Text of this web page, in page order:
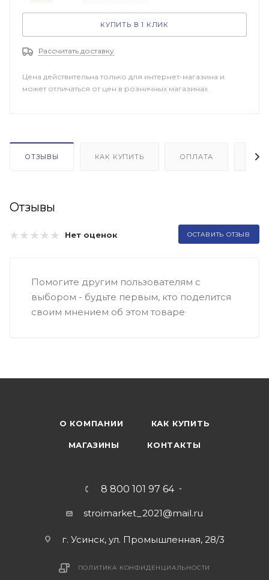
КУПИТЬ В 1 КЛИК
Рассчитать доставку
Цена действительна только для интернет-магазина и
может отличаться от цен в розничных магазинах
ОТЗЫВЫ КАК КУПИТЬ ОПЛАТА
Отзывы
Нет оценок ОСТАВИТЬ ОТЗЫВ
Помогите другим пользователям с
выбором - будьте первым, кто поделится
своим мнением об этом товаре
О КОМПАНИИ КАК КУПИТЬ
МАГАЗИНЫ КОНТАКТЫ
8 800 101 97 64
stroimarket_2021@mail.ru
г. Усинск, ул. Промышленная, 28/3
ПОЛИТИКА КОНФИДЕНЦИАЛЬНОСТИ